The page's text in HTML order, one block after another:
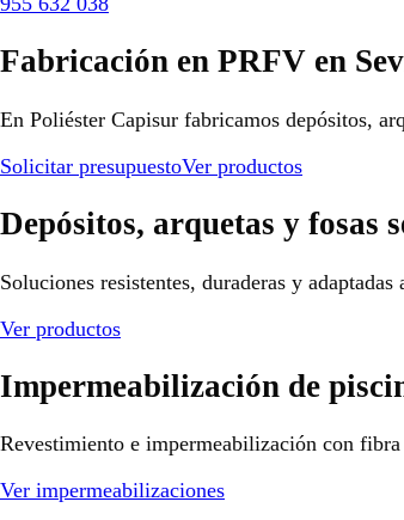
Fabricación en PRFV en
En Poliéster Capisur fabricamos depósitos,
Solicitar presupuestoVer productos
Depósitos, arquetas y fosas
Soluciones resistentes, duraderas y
Ver productos
Impermeabilización de
Revestimiento e impermeabilización con
Ver impermeabilizaciones